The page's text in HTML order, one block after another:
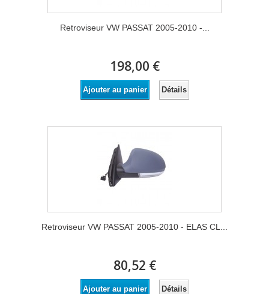
Retroviseur VW PASSAT 2005-2010 -...
198,00 €
Ajouter au panier Détails
Retroviseur VW PASSAT 2005-2010 - ELAS CL...
80,52 €
Ajouter au panier Détails